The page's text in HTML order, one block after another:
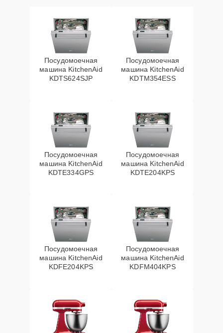
Посудомоечная
машина KitchenAid
KDTS624SJP
Посудомоечная
машина KitchenAid
KDTM354ESS
Посудомоечная
машина KitchenAid
KDTE334GPS
Посудомоечная
машина KitchenAid
KDTE204KPS
Посудомоечная
машина KitchenAid
KDFE204KPS
Посудомоечная
машина KitchenAid
KDFM404KPS